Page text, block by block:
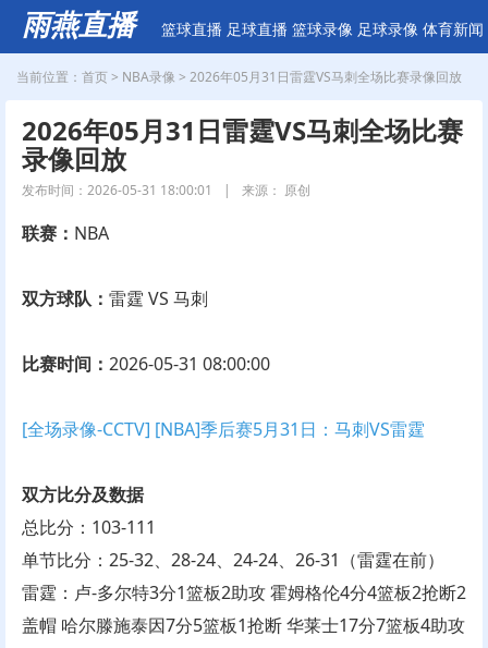
雨燕直播 篮球直播 足球直播 篮球录像 足球录像 体育新闻
当前位置： 首页> NBA录像 > 2026年05月31日雷霆VS马刺全场比赛录像回放
2026年05月31日雷霆VS马刺全场比赛
录像回放
发布时间：2026-05-31 18:00:01 | 来源： 原创
联赛： NBA
双方球队： 雷霆 VS 马刺
比赛时间： 2026-05-31 08:00:00
[全场录像-CCTV] [NBA]季后赛5月31日：马刺VS雷霆
双方比分及数据
总比分：103-111
单节比分：25-32、28-24、24-24、26-31（雷霆在前）
雷霆：卢-多尔特3分1篮板2助攻 霍姆格伦4分4篮板2抢断2
盖帽 哈尔滕施泰因7分5篮板1抢断 华莱士17分7篮板4助攻